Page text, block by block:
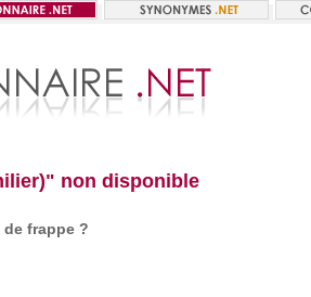
non disponible
de frappe ?